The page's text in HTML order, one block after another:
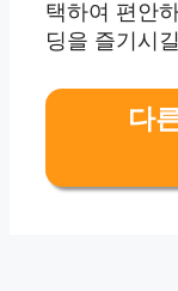
택하여 편안
딩을 즐기시
다